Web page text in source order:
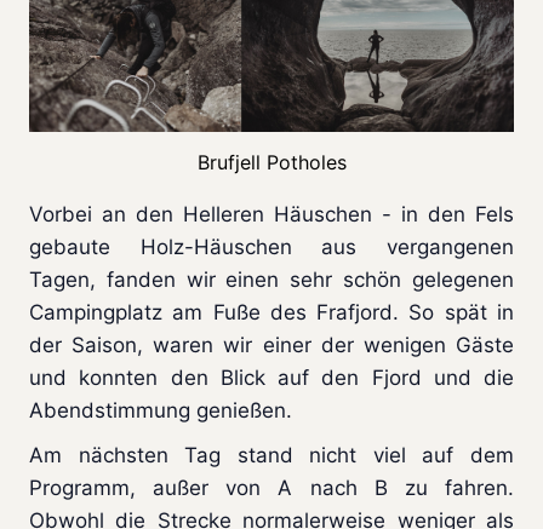
Brufjell Potholes
Vorbei an den Helleren Häuschen - in den Fels
gebaute Holz-Häuschen aus vergangenen
Tagen, fanden wir einen sehr schön gelegenen
Campingplatz am Fuße des Frafjord. So spät in
der Saison, waren wir einer der wenigen Gäste
und konnten den Blick auf den Fjord und die
Abendstimmung genießen.
Am nächsten Tag stand nicht viel auf dem
Programm, außer von A nach B zu fahren.
Obwohl die Strecke normalerweise weniger als